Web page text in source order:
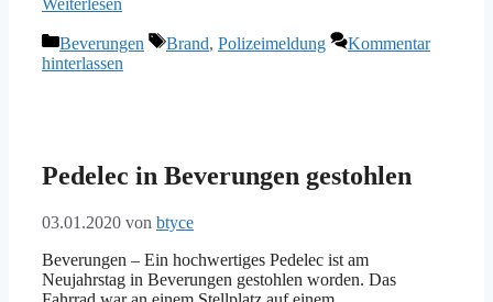
Kategorien
Beverungen Schlagwörter
Brand, Polizeimeldung
Kommentar
hinterlassen
Pedelec in Beverungen gestohlen
03.01.2020 von btyce
Beverungen – Ein hochwertiges Pedelec ist am
Neujahrstag in Beverungen gestohlen worden. Das